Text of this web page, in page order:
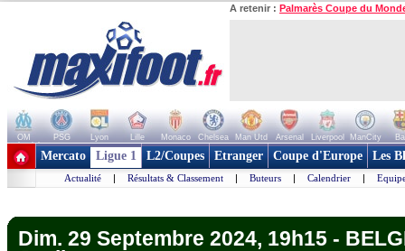
A retenir : Palmarès Coupe du
OM PSG Lyon Lille Monaco Chelsea Man Utd Arsenal Liverpool ManCity
+ de clubs
Mercato Ligue 1 L2/Coupes Etranger Coupe d'Europe Les
Actualité | Résultats & Classement | Buteurs | Calendrier |
Dim. 29 Septembre 2024, 19h15 -